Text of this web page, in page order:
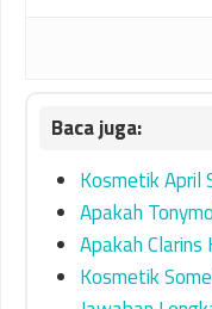
Kosmetik April
Apakah
Apakah
Kosmetik